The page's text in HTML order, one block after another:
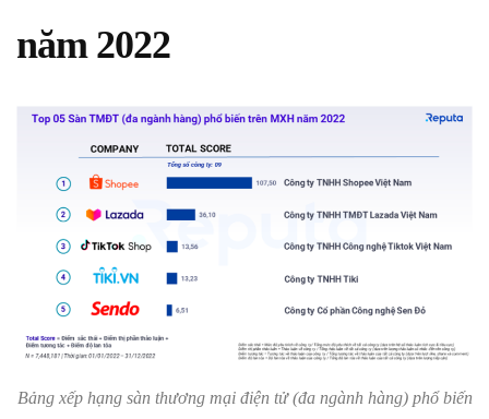
năm 2022
Bảng xếp hạng sàn thương mại điện tử (đa ngành hàng) phổ biến